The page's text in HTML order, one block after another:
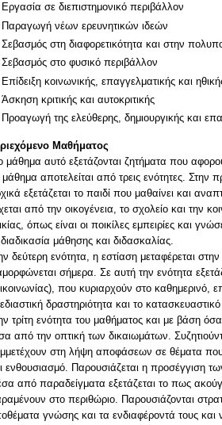
Εργασία σε διεπιστημονικό περιβάλλον
Παραγωγή νέων ερευνητικών ιδεών
Σεβασμός στη διαφορετικότητα και στην
Σεβασμός στο φυσικό περιβάλλον
Επίδειξη κοινωνικής, επαγγελματικής και
Άσκηση κριτικής και αυτοκριτικής
Προαγωγή της ελεύθερης, δημιουργικής και
Μαθήματος
μάθημα αυτό εξετάζονται ζητήματα που
αποτελείται από τρεις ενότητες.
εξετάζεται το παιδί που μαθαίνει και
από την οικογένεια, το σχολείο και την
όπως είναι οι ποικίλες εμπειρίες και
μάθησης και διδασκαλίας.
δεύτερη ενότητα, η εστίαση μεταφέρεται
σήμερα. Σε αυτή την ενότητα
που κυριαρχούν στο καθημερινό,
δραστηριότητα και το κατασκευαστικό
τρίτη ενότητα του μαθήματος και με βάση
από την οπτική των δικαιωμάτων.
στη λήψη αποφάσεων σε θέματα
ενθουσιασμό. Παρουσιάζεται η προσέγγιση
από παραδείγματα εξετάζεται το πως
στο περιθώριο. Παρουσιάζονται